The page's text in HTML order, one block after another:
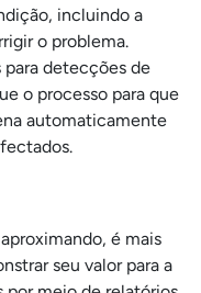
incluindo a
o problema.
detecções de
o processo para que
automaticamente
é mais
seu valor para a